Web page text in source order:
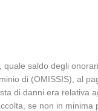
quale saldo degli
di (OMISSIS), al
di danni era relativa
se non in minima